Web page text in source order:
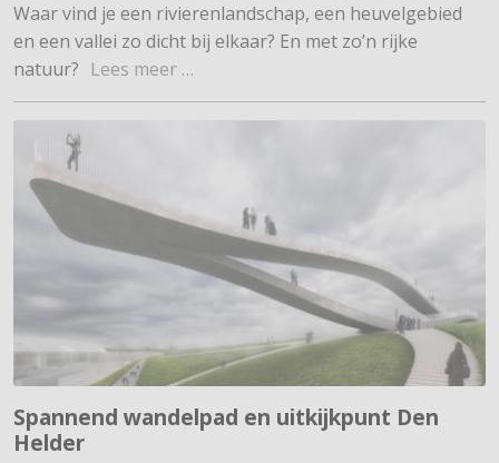
#outdoorwageningen
vastgelegd door
Instagrammers
Waar vind je een rivierenlandschap, een heuvelgebied
en een vallei zo dicht bij elkaar? En met zo’n rijke
natuur? Lees meer …
Spannend wandelpad en uitkijkpunt Den
Helder